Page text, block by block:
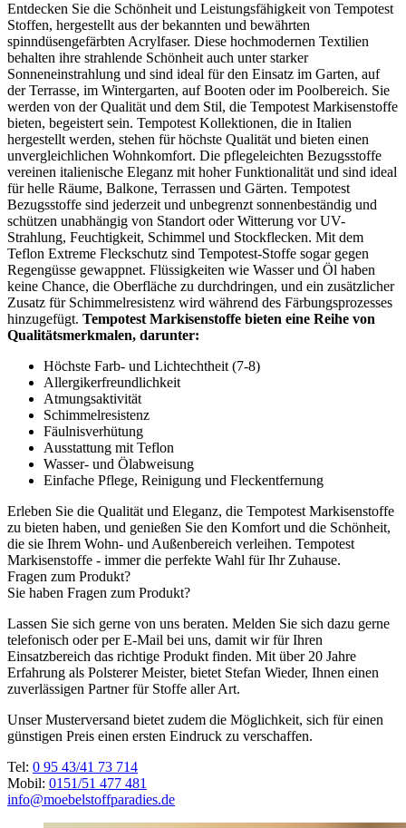
Entdecken Sie die Schönheit und Leistungsfähigkeit von Tempotest
Stoffen, hergestellt aus der bekannten und bewährten
spinndüsengefärbten Acrylfaser. Diese hochmodernen Textilien
behalten ihre strahlende Schönheit auch unter starker
Sonneneinstrahlung und sind ideal für den Einsatz im Garten, auf
der Terrasse, im Wintergarten, auf Booten oder im Poolbereich. Sie
werden von der Qualität und dem Stil, die Tempotest Markisenstoffe
bieten, begeistert sein. Tempotest Kollektionen, die in Italien
hergestellt werden, stehen für höchste Qualität und bieten einen
unvergleichlichen Wohnkomfort. Die pflegeleichten Bezugsstoffe
vereinen italienische Eleganz mit hoher Funktionalität und sind ideal
für helle Räume, Balkone, Terrassen und Gärten. Tempotest
Bezugsstoffe sind jederzeit und unbegrenzt sonnenbeständig und
schützen unabhängig von Standort oder Witterung vor UV-
Strahlung, Feuchtigkeit, Schimmel und Stockflecken. Mit dem
Teflon Extreme Fleckschutz sind Tempotest-Stoffe sogar gegen
Regengüsse gewappnet. Flüssigkeiten wie Wasser und Öl haben
keine Chance, die Oberfläche zu durchdringen, und ein zusätzlicher
Zusatz für Schimmelresistenz wird während des Färbungsprozesses
hinzugefügt. Tempotest Markisenstoffe bieten eine Reihe von
Qualitätsmerkmalen, darunter:
Höchste Farb- und Lichtechtheit (7-8)
Allergikerfreundlichkeit
Atmungsaktivität
Schimmelresistenz
Fäulnisverhütung
Ausstattung mit Teflon
Wasser- und Ölabweisung
Einfache Pflege, Reinigung und Fleckentfernung
Erleben Sie die Qualität und Eleganz, die Tempotest Markisenstoffe
zu bieten haben, und genießen Sie den Komfort und die Schönheit,
die sie Ihrem Wohn- und Außenbereich verleihen. Tempotest
Markisenstoffe - immer die perfekte Wahl für Ihr Zuhause.
Fragen zum Produkt?
Sie haben Fragen zum Produkt?
Lassen Sie sich gerne von uns beraten. Melden Sie sich dazu gerne
telefonisch oder per E-Mail bei uns, damit wir für Ihren
Einsatzbereich das richtige Produkt finden. Mit über 20 Jahre
Erfahrung als Polsterer Meister, bietet Stefan Wieder, Ihnen einen
zuverlässigen Partner für Stoffe aller Art.
Unser Musterversand bietet zudem die Möglichkeit, sich für einen
günstigen Preis einen ersten Eindruck zu verschaffen.
Tel: 0 95 43/41 73 714
Mobil: 0151/51 477 481
info@moebelstoffparadies.de